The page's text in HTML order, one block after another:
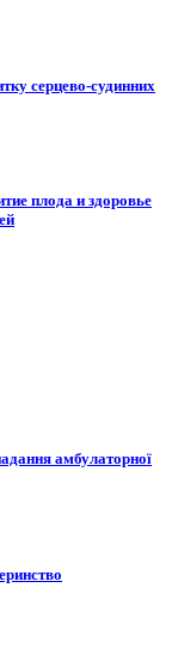
серцево-судинних
плода и здоровье
амбулаторної